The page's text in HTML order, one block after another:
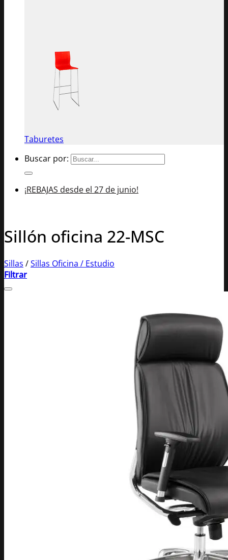
Taburetes
Buscar por:
¡REBAJAS desde el 27 de junio!
Sillón oficina 22-MSC
Sillas /Sillas Oficina / Estudio
Filtrar